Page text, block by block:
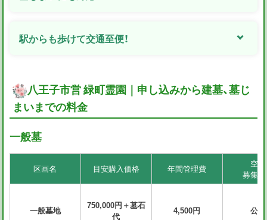
駅からも歩けて交通至便！
八王子市営 緑町霊園｜申し込みから建墓、墓じ
まいまでの料金
一般墓
区画名 目安購入価格 年間管理費
空き
募集
一般墓地 750,000円＋墓石
代
4,500円 公募